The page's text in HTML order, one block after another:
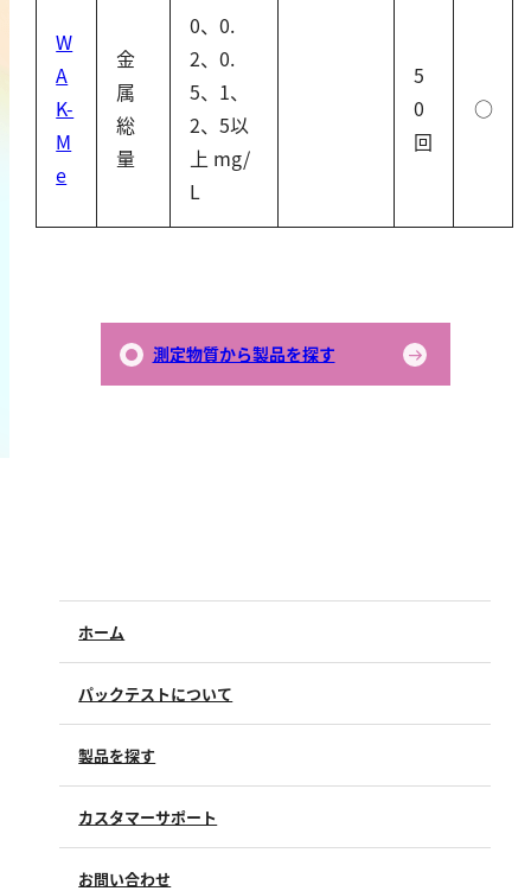
W
A
K-
M
e
金
属
総
量
0、0.
2、0.
5、1、
2、5以
上 mg/
L
5
0
回
○
測定物質から製品を探す
ホーム
パックテストについて
製品を探す
カスタマーサポート
お問い合わせ
鉄
銅
鉛
ニッケル
有機汚濁
カルシウム
塩素
亜塩素酸ナトリウム
二酸化塩素